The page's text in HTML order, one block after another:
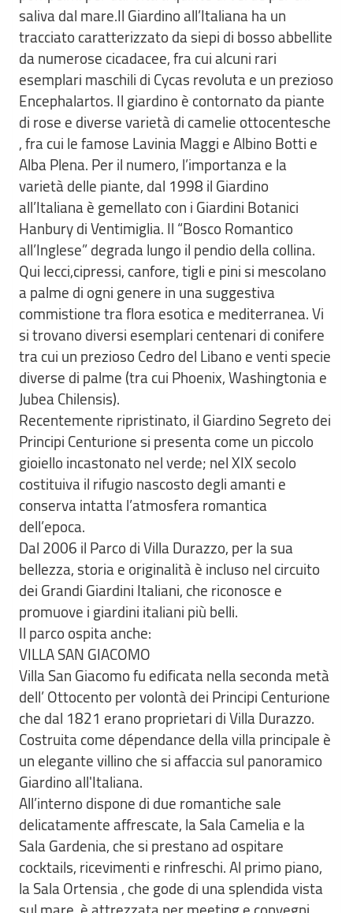
saliva dal mare.Il Giardino all’Italiana ha un
tracciato caratterizzato da siepi di bosso abbellite
da numerose cicadacee, fra cui alcuni rari
esemplari maschili di Cycas revoluta e un prezioso
Encephalartos. Il giardino è contornato da piante
di rose e diverse varietà di camelie ottocentesche
, fra cui le famose Lavinia Maggi e Albino Botti e
Alba Plena. Per il numero, l’importanza e la
varietà delle piante, dal 1998 il Giardino
all’Italiana è gemellato con i Giardini Botanici
Hanbury di Ventimiglia. Il “Bosco Romantico
all’Inglese” degrada lungo il pendio della collina.
Qui lecci,cipressi, canfore, tigli e pini si mescolano
a palme di ogni genere in una suggestiva
commistione tra flora esotica e mediterranea. Vi
si trovano diversi esemplari centenari di conifere
tra cui un prezioso Cedro del Libano e venti specie
diverse di palme (tra cui Phoenix, Washingtonia e
Jubea Chilensis).
Recentemente ripristinato, il Giardino Segreto dei
Principi Centurione si presenta come un piccolo
gioiello incastonato nel verde; nel XIX secolo
costituiva il rifugio nascosto degli amanti e
conserva intatta l’atmosfera romantica
dell’epoca.
Dal 2006 il Parco di Villa Durazzo, per la sua
bellezza, storia e originalità è incluso nel circuito
dei Grandi Giardini Italiani, che riconosce e
promuove i giardini italiani più belli.
Il parco ospita anche:
VILLA SAN GIACOMO
Villa San Giacomo fu edificata nella seconda metà
dell’ Ottocento per volontà dei Principi Centurione
che dal 1821 erano proprietari di Villa Durazzo.
Costruita come dépendance della villa principale è
un elegante villino che si affaccia sul panoramico
Giardino all'Italiana.
All’interno dispone di due romantiche sale
delicatamente affrescate, la Sala Camelia e la
Sala Gardenia, che si prestano ad ospitare
cocktails, ricevimenti e rinfreschi. Al primo piano,
la Sala Ortensia , che gode di una splendida vista